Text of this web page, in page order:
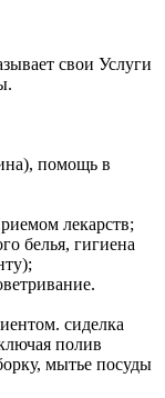
свои Услуги
помощь в
лекарств;
белья, гигиена
сиделка
полив
мытье посуды